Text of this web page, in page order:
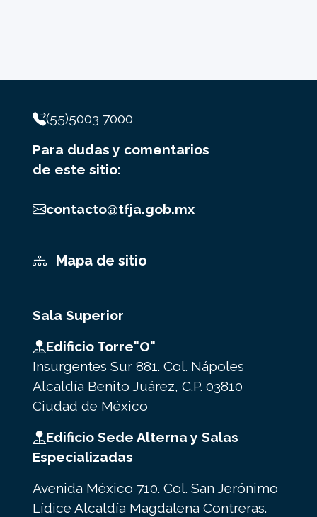
(55)5003 7000
Para dudas y comentarios
de este sitio:
contacto@tfja.gob.mx
Mapa de sitio
Sala Superior
Edificio Torre"O"
Insurgentes Sur 881. Col. Nápoles
Alcaldía Benito Juárez, C.P. 03810
Ciudad de México
Edificio Sede Alterna y Salas
Especializadas
Avenida México 710. Col. San Jerónimo
Lídice Alcaldía Magdalena Contreras.